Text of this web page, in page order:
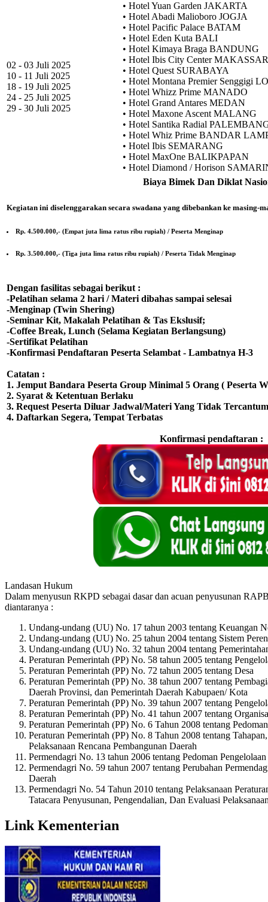
02 - 03 Juli 2025
10 - 11 Juli 2025
18 - 19 Juli 2025
24 - 25 Juli 2025
29 - 30 Juli 2025
• Hotel Yuan Garden JAKARTA
• Hotel Abadi Malioboro JOGJA
• Hotel Pacific Palace BATAM
• Hotel Eden Kuta BALI
• Hotel Kimaya Braga BANDUNG
• Hotel Ibis City Center MAKASSAR
• Hotel Quest SURABAYA
• Hotel Montana Premier Senggigi
• Hotel Whizz Prime MANADO
• Hotel Grand Antares MEDAN
• Hotel Maxone Ascent MALANG
• Hotel Santika Radial
• Hotel Whiz Prime BANDAR
• Hotel Ibis SEMARANG
• Hotel MaxOne BALIKPAPAN
• Hotel Diamond / Horison
Biaya Bimek Dan Diklat
Kegiatan ini diselenggarakan secara swadana yang dibebankan ke masing-
Rp. 4.500.000,- (Empat juta lima ratus ribu rupiah) / Peserta Menginap
Rp. 3.500.000,- (Tiga juta lima ratus ribu rupiah) / Peserta Tidak Menginap
Dengan fasilitas sebagai berikut :
-Pelatihan selama 2 hari / Materi dibahas sampai selesai
-Menginap (Twin Shering)
-Seminar Kit, Makalah Pelatihan & Tas Ekslusif;
-Coffee Break, Lunch (Selama Kegiatan Berlangsung)
-Sertifikat Pelatihan
-Konfirmasi Pendaftaran Peserta Selambat - Lambatnya H-3
Catatan :
1. Jemput Bandara Peserta Group Minimal 5 Orang ( Peserta
2. Syarat & Ketentuan Berlaku
3. Request Peserta Diluar Jadwal/Materi Yang Tidak
4. Daftarkan Segera, Tempat Terbatas
Konfirmasi pendaftaran :
Landasan Hukum
Dalam menyusun RKPD sebagai dasar dan acuan penyusunan
diantaranya :
Undang-undang (UU) No. 17 tahun 2003 tentang Keuangan
Undang-undang (UU) No. 25 tahun 2004 tentang Sistem
Undang-undang (UU) No. 32 tahun 2004 tentang
Peraturan Pemerintah (PP) No. 58 tahun 2005 tentang
Peraturan Pemerintah (PP) No. 72 tahun 2005 tentang Desa
Peraturan Pemerintah (PP) No. 38 tahun 2007 tentang
Daerah Provinsi, dan Pemerintah Daerah Kabupaen/ Kota
Peraturan Pemerintah (PP) No. 39 tahun 2007 tentang
Peraturan Pemerintah (PP) No. 41 tahun 2007 tentang
Peraturan Pemerintah (PP) No. 6 Tahun 2008 tentang
Peraturan Pemerintah (PP) No. 8 Tahun 2008 tentang
Pelaksanaan Rencana Pembangunan Daerah
Permendagri No. 13 tahun 2006 tentang Pedoman
Permendagri No. 59 tahun 2007 tentang Perubahan
Daerah
Permendagri No. 54 Tahun 2010 tentang Pelaksanaan
Tatacara Penyusunan, Pengendalian, Dan Evaluasi
Link Kementerian